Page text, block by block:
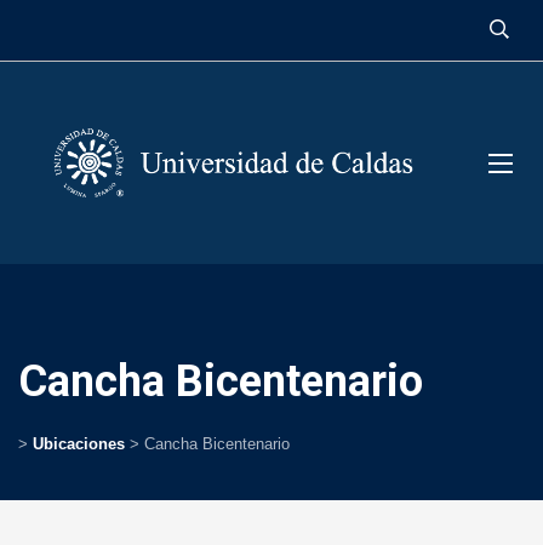
> Ubicaciones > Cancha Bicentenario
Cancha Bicentenario